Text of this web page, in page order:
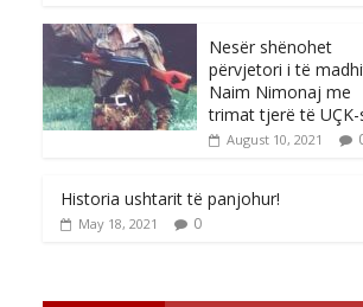
Nesër shënohet
përvjetori i të
Naim Nimonaj me
trimat tjerë të UÇK-
August 10, 2021
Historia ushtarit të panjohur!
May 18, 2021 0